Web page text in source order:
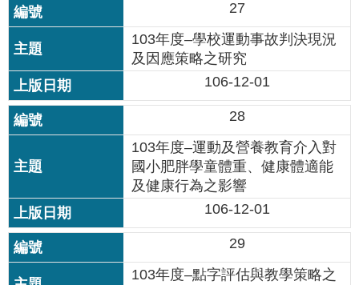
覽
回
首
頁
English
陳
系
統
常
見
27
103年度–學校運動事故判決現況
及因應策略之研究
106-12-01
28
103年度–運動及營養教育介入對
國小肥胖學童體重、健康體適能
及健康行為之影響
106-12-01
29
103年度–點字評估與教學策略之